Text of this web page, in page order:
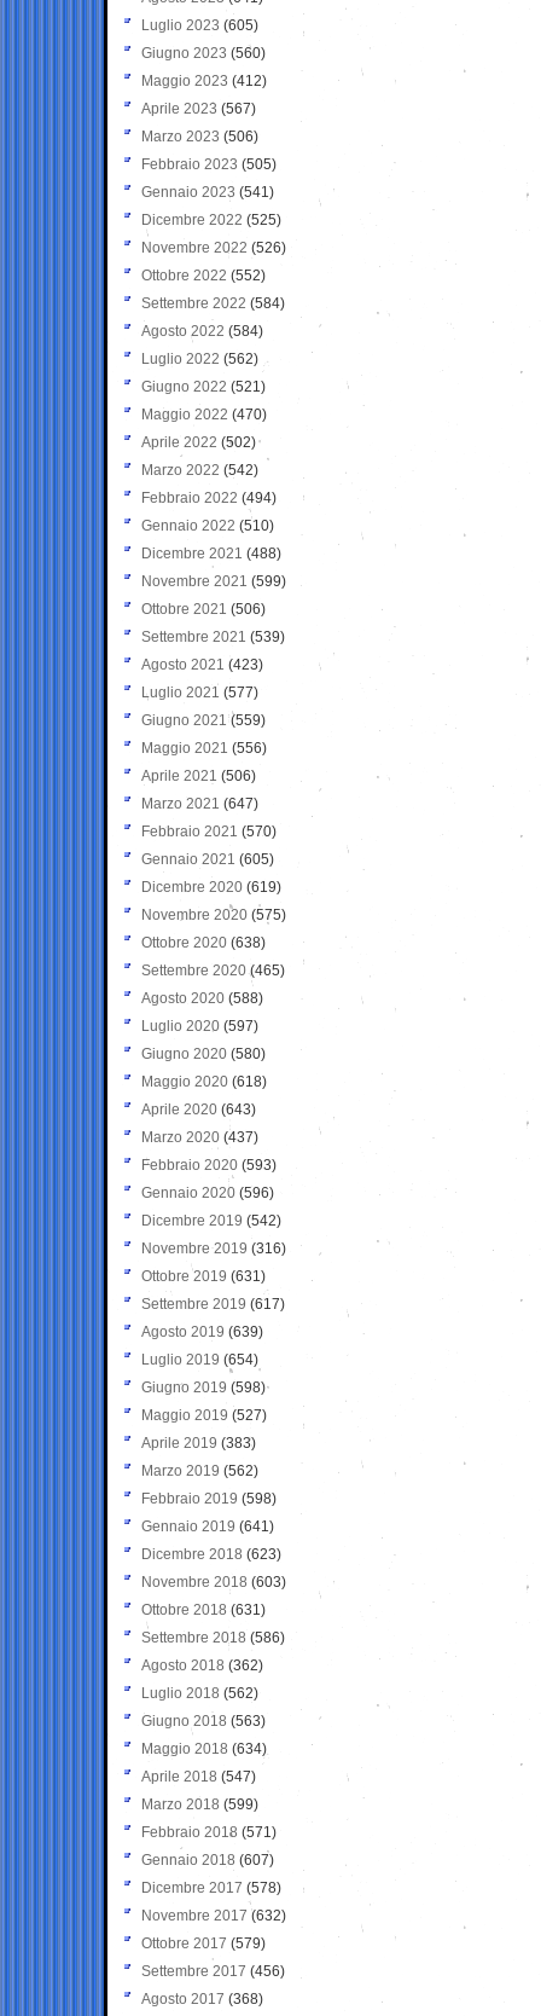
Luglio 2023 (605)
Giugno 2023 (560)
Maggio 2023 (412)
Aprile 2023 (567)
Marzo 2023 (506)
Febbraio 2023 (505)
Gennaio 2023 (541)
Dicembre 2022 (525)
Novembre 2022 (526)
Ottobre 2022 (552)
Settembre 2022 (584)
Agosto 2022 (584)
Luglio 2022 (562)
Giugno 2022 (521)
Maggio 2022 (470)
Aprile 2022 (502)
Marzo 2022 (542)
Febbraio 2022 (494)
Gennaio 2022 (510)
Dicembre 2021 (488)
Novembre 2021 (599)
Ottobre 2021 (506)
Settembre 2021 (539)
Agosto 2021 (423)
Luglio 2021 (577)
Giugno 2021(559)
Maggio 2021 (556)
Aprile 2021 (506)
Marzo 2021 (647)
Febbraio 2021 (570)
Gennaio 2021 (605)
Dicembre 2020 (619)
Novembre 2020 (575)
Ottobre 2020 (638)
Settembre 2020(465)
Agosto 2020 (588)
Luglio 2020 (597)
Giugno 2020 (580)
Maggio 2020 (618)
Aprile 2020 (643)
Marzo 2020 (437)
Febbraio 2020 (593)
Gennaio 2020 (596)
Dicembre 2019 (542)
Novembre 2019 (316)
Ottobre 2019 (631)
Settembre 2019 (617)
Agosto 2019 (639)
Luglio 2019 (654)
Giugno 2019 (598)
Maggio 2019 (527)
Aprile 2019 (383)
Marzo 2019 (562)
Febbraio 2019 (598)
Gennaio 2019 (641)
Dicembre 2018 (623)
Novembre 2018 (603)
Ottobre 2018 (631)
Settembre 2018 (586)
Agosto 2018 (362)
Luglio 2018 (562)
Giugno 2018 (563)
Maggio 2018 (634)
Aprile 2018 (547)
Marzo 2018 (599)
Febbraio 2018 (571)
Gennaio 2018 (607)
Dicembre 2017 (578)
Novembre 2017 (632)
Ottobre 2017 (579)
Settembre 2017 (456)
Agosto 2017 (368)